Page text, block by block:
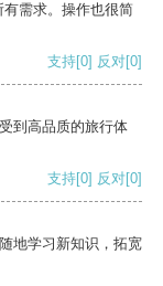
需求。操作也很简
支持[0] 反对[0]
到高品质的旅行体
支持[0] 反对[0]
地学习新知识，拓宽